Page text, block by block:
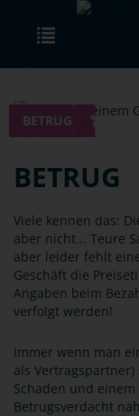
Skip to main content
BETRUG
BETRUG
Viele kennen das:
aber nicht... Teure
aber leider fehlt
Geschäft die
Angaben beim
verfolgt werden!
Immer wenn man
als
Schaden und
Betrugsverdacht